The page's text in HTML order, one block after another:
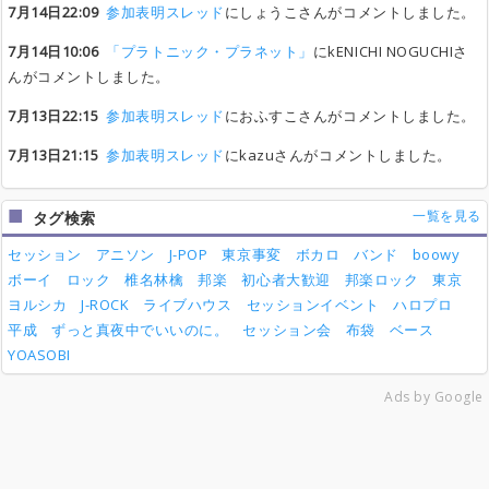
7月14日22:09 参加表明スレッドにしょうこさんがコメントしました。
7月14日10:06
「プラトニック・プラネット」 にkENICHI NOGUCHIさ
んがコメントしました。
7月13日22:15 参加表明スレッドにおふすこさんがコメントしました。
7月13日21:15 参加表明スレッドにkazuさんがコメントしました。
タグ検索 一覧を見る
セッション アニソン J-POP 東京事変 ボカロ バンド
boowy
ボーイ
ロック 椎名林檎 邦楽 初心者大歓迎 邦楽ロック
東京
ヨルシカ
J-ROCK ライブハウス セッションイベント
ハロプロ
平成
ずっと真夜中でいいのに。 セッション会 布袋
ベース
YOASOBI
Ads by Google